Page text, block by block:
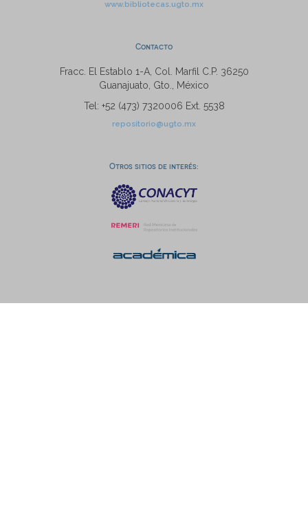
www.bibliotecas.ugto.mx
Contacto
Fracc. El Establo 1-A, Col. Marfil C.P. 36250
Guanajuato, Gto., México
Tel: +52 (473) 7320006 Ext. 5538
repositorio@ugto.mx
Otros sitios de interés: